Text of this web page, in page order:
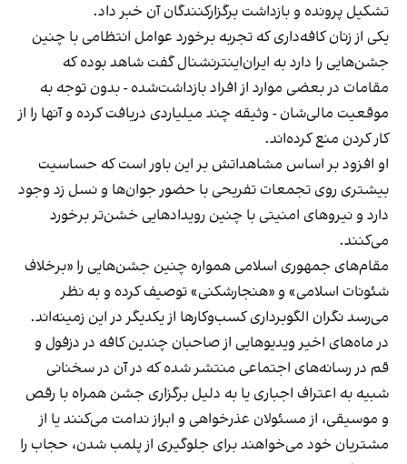
تشکیل پرونده و بازداشت برگزارکنندگان آن خبر داد.
یکی از زنان کافه‌داری که تجربه برخورد عوامل انتظامی با چنین
جشن‌هایی را دارد به ایران‌اینترنشنال گفت شاهد بوده که
مقامات در بعضی موارد از افراد بازداشت‌‌شده - بدون توجه به
موقعیت مالی‌شان - وثیقه چند میلیاردی دریافت کرده و آنها را از
کار کردن منع کرده‌اند.
او افزود بر اساس مشاهداتش بر این باور است که حساسیت
بیشتری روی تجمعات تفریحی با حضور جوان‌ها و نسل زد وجود
دارد و نیروهای امنیتی با چنین رویدادهایی خشن‌تر برخورد
می‌کنند.
مقام‌های جمهوری اسلامی همواره چنین جشن‌هایی را «برخلاف
شئونات اسلامی» و «هنجارشکنی» توصیف کرده و به نظر
می‌رسد نگران الگوبرداری کسب‌وکارها از یکدیگر در این زمینه‌اند.
در ماه‌های اخیر ویدیوهایی از صاحبان چندین کافه در دزفول و
قم در رسانه‌های اجتماعی منتشر شده که در آن در سخنانی
شبیه به اعتراف اجباری یا به دلیل برگزاری جشن همراه با رقص
و موسیقی، از مسئولان عذرخواهی و ابراز ندامت می‌کنند یا از
مشتریان خود می‌خواهند برای جلوگیری از پلمب شدن، حجاب را